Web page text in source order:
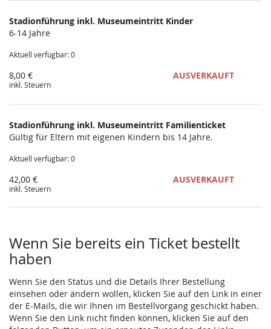
Stadionführung inkl. Museumeintritt Kinder
6-14 Jahre
Aktuell verfügbar: 0
8,00 €
inkl. Steuern
AUSVERKAUFT
Stadionführung inkl. Museumeintritt Familienticket
Gültig für Eltern mit eigenen Kindern bis 14 Jahre.
Aktuell verfügbar: 0
42,00 €
inkl. Steuern
AUSVERKAUFT
Wenn Sie bereits ein Ticket bestellt
haben
Wenn Sie den Status und die Details Ihrer Bestellung
einsehen oder ändern wollen, klicken Sie auf den Link in einer
der E-Mails, die wir Ihnen im Bestellvorgang geschickt haben.
Wenn Sie den Link nicht finden können, klicken Sie auf den